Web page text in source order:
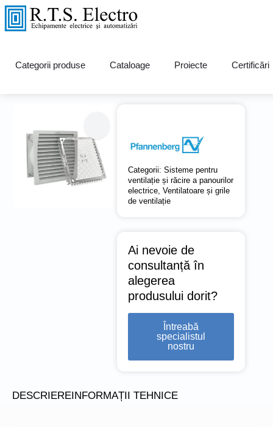
Categorii produse Cataloage Proiecte Certificări
Categorii: Sisteme pentru
ventilație și răcire a panourilor
electrice, Ventilatoare și grile
de ventilație
Ai nevoie de
consultanță în
alegerea
produsului dorit?
Întreabă
specialistul
nostru
DESCRIEREINFORMAȚII TEHNICE